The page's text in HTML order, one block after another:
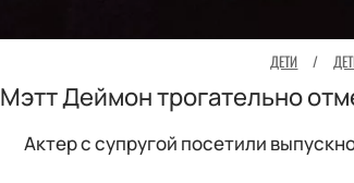
ДЕТИ /
Мэтт Деймон трогательно
Актер с супругой посетили